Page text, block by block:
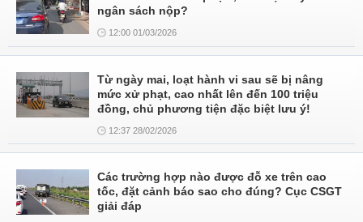
ngân sách nộp?
12:00 01/03/2026
Từ ngày mai, loạt hành vi sau sẽ bị nâng
mức xử phạt, cao nhất lên đến 100 triệu
đồng, chủ phương tiện đặc biệt lưu ý!
12:37 28/02/2026
Các trường hợp nào được đỗ xe trên cao
tốc, đặt cảnh báo sao cho đúng? Cục CSGT
giải đáp